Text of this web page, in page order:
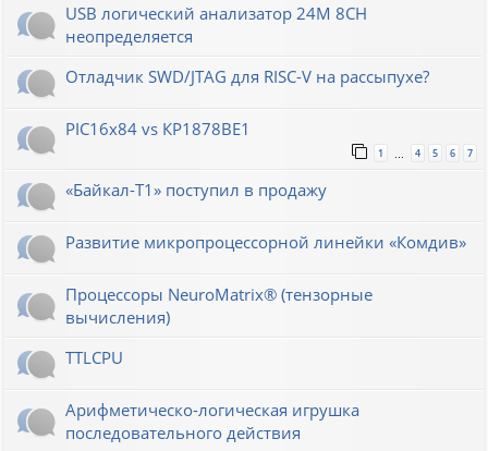
USB логический анализатор 24M 8CH
неопределяется
Отладчик SWD/JTAG для RISC-V на рассыпухе?
PIC16x84 vs КР1878ВЕ1
1 4 5 6 7
«Байкал-T1» поступил в продажу
Развитие микропроцессорной линейки «Комдив»
Процессоры NeuroMatrix® (тензорные
вычисления)
TTLCPU
Арифметическо-логическая игрушка
последовательного действия